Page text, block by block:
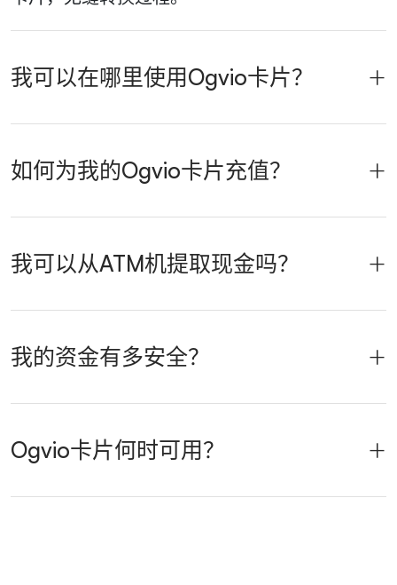
我可以在哪里使用Ogvio卡片？
如何为我的Ogvio卡片充值？
我可以从ATM机提取现金吗？
我的资金有多安全？
Ogvio卡片何时可用？